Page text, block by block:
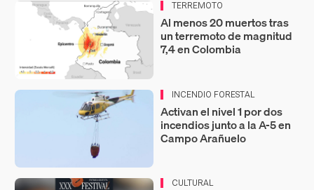
TERREMOTO
Al menos 20 muertos tras
un terremoto de magnitud
7,4 en Colombia
INCENDIO FORESTAL
Activan el nivel 1 por dos
incendios junto a la A-5 en
Campo Arañuelo
CULTURAL